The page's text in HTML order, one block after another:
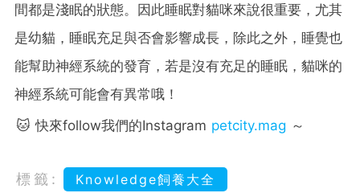
間都是淺眠的狀態。因此睡眠對貓咪來說很重要，尤其
是幼貓，睡眠充足與否會影響成長，除此之外，睡覺也
能幫助神經系統的發育，若是沒有充足的睡眠，貓咪的
神經系統可能會有異常哦！
🐱 快來follow我們的Instagram petcity.mag ～
標籤:
Knowledge飼養大全